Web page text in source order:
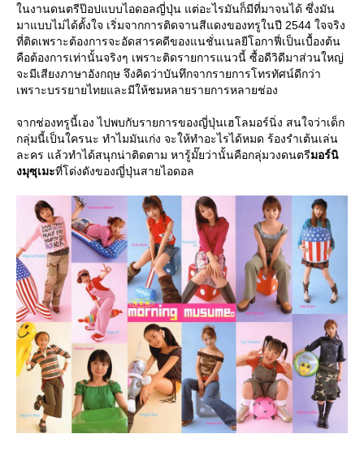
นงานดนตรีป๊อปแบบไอดอลญี่ปุ่น แต่อะไรมันก็มีที่มาจนได้ ซึ่งมัน
มาแบบไม่ได้ตั้งใจ เริ่มจากการติดจานสีแดงของทรูในปี 2544 ใจจริง
ที่ติดเพราะต้องการจะอัดสารคดีของแนชั่นเนลยีโอกาฟี่เป็นเบื้องต้น
คือต้องการเท่านั้นจริงๆ เพราะติดรายการแนวนี้ ซื้อดีวิดีมาส่วนใหญ่
จะมีเสียงภาษาอังกฤษ จึงคิดว่าบันทึกจากรายการโทรทัศน์ดีกว่า
เพราะบรรยายไทยและมีให้ชมหลายรายการหลายช่อง
จากช่องทรูนี้เอง ไปพบกับรายการของญี่ปุ่นเฮโลมอร์นิ่ง สนใจว่าเด็ก
กลุ่มนี้เป็นใครนะ ทำไมมันเก่ง จะให้ทำอะไรได้หมด ร้องรำเต้นเล่น
ละคร แล้วทำได้สนุกน่าติดตาม หารู้มั๊ยว่านั้นคือกลุ่มวงดนตรีมอร์นิ
งมุซุเมะที่โด่งดังของญี่ปุ่นสายไอดอล